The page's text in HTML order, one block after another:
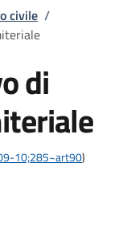
civile /
di
10;285~art90)